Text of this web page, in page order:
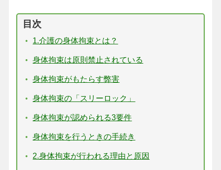
目次
1.介護の身体拘束とは？
身体拘束は原則禁止されている
身体拘束がもたらす弊害
身体拘束の「スリーロック」
身体拘束が認められる3要件
身体拘束を行うときの手続き
2.身体拘束が行われる理由と原因